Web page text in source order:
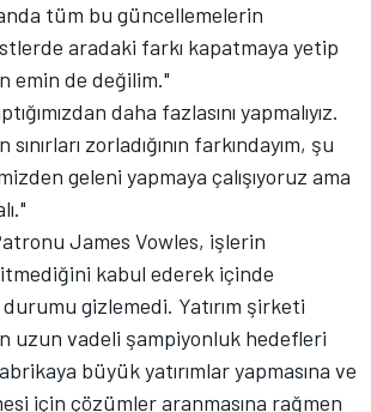
tüm bu güncellemelerin
aradaki farkı kapatmaya yetip
emin de değilim."
daha fazlasını yapmalıyız.
sınırları zorladığının farkındayım, şu
geleni yapmaya çalışıyoruz ama
James Vowles, işlerin
kabul ederek içinde
gizlemedi. Yatırım şirketi
uzun vadeli şampiyonluk hedefleri
büyük yatırımlar yapmasına ve
için çözümler aranmasına rağmen